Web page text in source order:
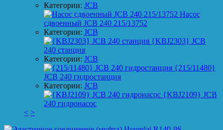
Категории: JCB
Насос
сдвоенный JCB 240 215/13752
Категории: JCB
{KBJ2303} JCB
240 станция
Категории: JCB
{215/11480}
JCB 240 гидростанция
Категории: JCB
{KBJ2109} JCB
240 гидронасос
< >